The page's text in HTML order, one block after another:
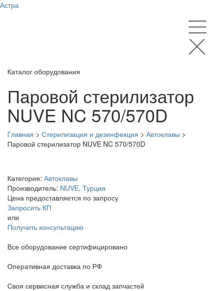
Астра
Каталог оборудования
Паровой стерилизатор
NUVE NC 570/570D
Главная > Стерилизация и дезинфекция > Автоклавы >
Паровой стерилизатор NUVE NC 570/570D
Категория: Автоклавы
Производитель: NUVE, Турция
Цена предоставляется по запросу
Запросить КП
или
Получить консультацию
Все оборудование сертифицировано
Оперативная доставка по РФ
Своя сервисная служба и склад запчастей